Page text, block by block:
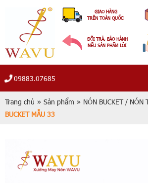
GIAO HÀNG
TRÊN TOÀN QUỐC
ĐỔI TRẢ, BẢO HÀNH
NẾU SẢN PHẨM LỖI
09883.07685
Trang chủ » Sản phẩm » NÓN BUCKET / NÓN
BUCKET MẪU 33